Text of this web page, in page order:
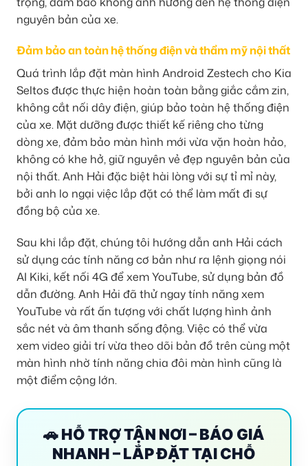
nguyên bản của xe.
Đảm bảo an toàn hệ thống điện và thẩm mỹ nội thất
Quá trình lắp đặt màn hình Android Zestech cho Kia
Seltos được thực hiện hoàn toàn bằng giắc cắm zin,
không cắt nối dây điện, giúp bảo toàn hệ thống điện
của xe. Mặt dưỡng được thiết kế riêng cho từng
dòng xe, đảm bảo màn hình mới vừa vặn hoàn hảo,
không có khe hở, giữ nguyên vẻ đẹp nguyên bản của
nội thất. Anh Hải đặc biệt hài lòng với sự tỉ mỉ này,
bởi anh lo ngại việc lắp đặt có thể làm mất đi sự
đồng bộ của xe.
Sau khi lắp đặt, chúng tôi hướng dẫn anh Hải cách
sử dụng các tính năng cơ bản như ra lệnh giọng nói
AI Kiki, kết nối 4G để xem YouTube, sử dụng bản đồ
dẫn đường. Anh Hải đã thử ngay tính năng xem
YouTube và rất ấn tượng với chất lượng hình ảnh
sắc nét và âm thanh sống động. Việc có thể vừa
xem video giải trí vừa theo dõi bản đồ trên cùng một
màn hình nhờ tính năng chia đôi màn hình cũng là
một điểm cộng lớn.
🚗 HỖ TRỢ TẬN NƠI – BÁO GIÁ
NHANH – LẮP ĐẶT TẠI CHỖ